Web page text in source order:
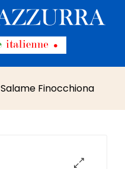
Salame Finocchiona